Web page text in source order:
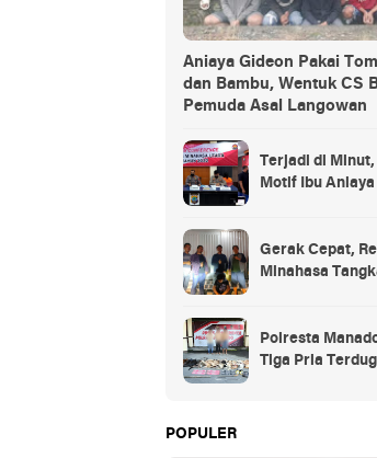
Aniaya Gideon Pakai
dan Bambu, Wentuk CS
Pemuda Asal Langowan
Terjadi di
Motif Ibu
Gerak Cepat,
Minahasa
Polresta
Tiga Pria
POPULER